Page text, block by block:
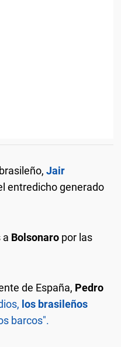
Jair
entredicho generado
a Bolsonaro por las
de España, Pedro
los brasileños
barcos".